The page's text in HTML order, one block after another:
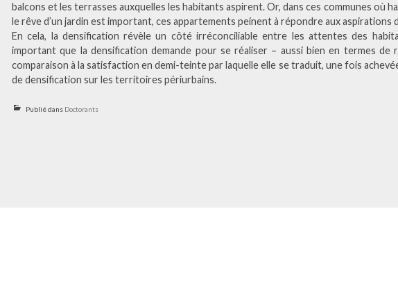
balcons et les terrasses auxquelles les habitants aspirent. Or, dans ces communes où
le rêve d’un jardin est important, ces appartements peinent à répondre aux aspirations
En cela, la densification révèle un côté irréconciliable entre les attentes des
important que la densification demande pour se réaliser – aussi bien en termes de
comparaison à la satisfaction en demi-teinte par laquelle elle se traduit, une fois
de densification sur les territoires périurbains.
Publié dans Doctorants